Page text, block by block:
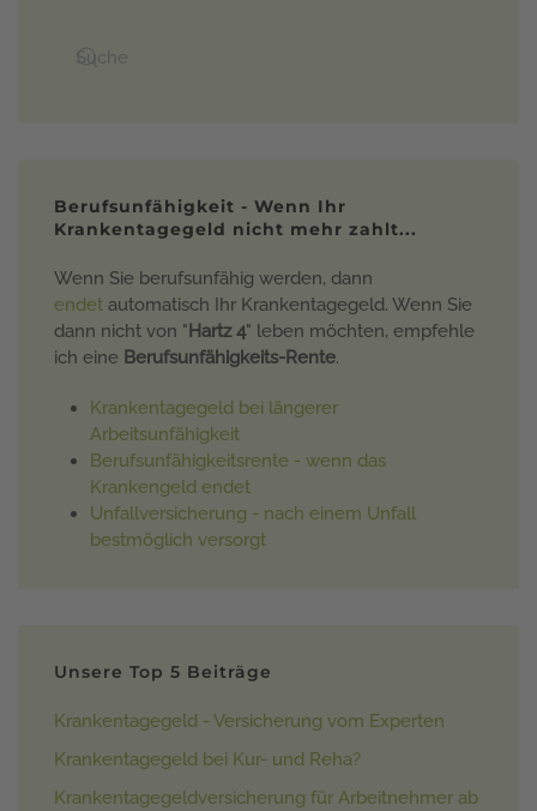
Berufsunfähigkeit - Wenn Ihr
Krankentagegeld nicht mehr zahlt...
Wenn Sie berufsunfähig werden, dann
endet automatisch Ihr Krankentagegeld. Wenn Sie
dann nicht von " Hartz 4" leben möchten, empfehle
ich eine Berufsunfähigkeits-Rente.
Krankentagegeld bei längerer
Arbeitsunfähigkeit
Berufsunfähigkeitsrente - wenn das
Krankengeld endet
Unfallversicherung - nach einem Unfall
bestmöglich versorgt
Unsere Top 5 Beiträge
Krankentagegeld - Versicherung vom Experten
Krankentagegeld bei Kur- und Reha?
Krankentagegeldversicherung für Arbeitnehmer ab